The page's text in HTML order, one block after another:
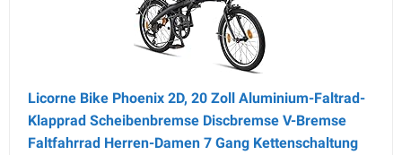
Licorne Bike Phoenix 2D, 20 Zoll Aluminium-Faltrad-
Klapprad Scheibenbremse Discbremse V-Bremse
Faltfahrrad Herren-Damen 7 Gang Kettenschaltung